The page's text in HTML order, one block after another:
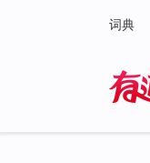
词典